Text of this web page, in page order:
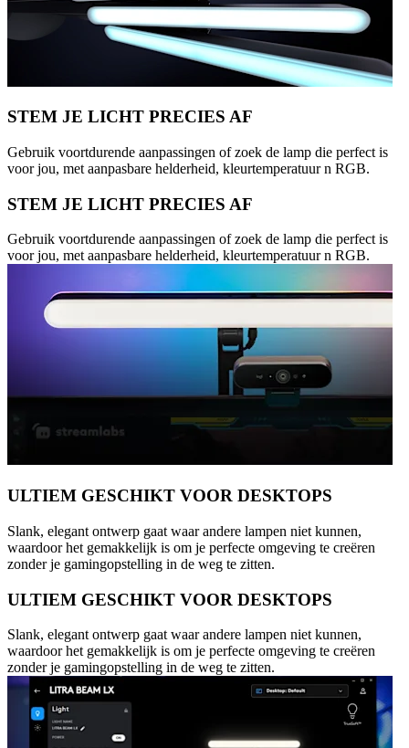
STEM JE LICHT PRECIES AF
Gebruik voortdurende aanpassingen of zoek de lamp die perfect is
voor jou, met aanpasbare helderheid, kleurtemperatuur n RGB.
STEM JE LICHT PRECIES AF
Gebruik voortdurende aanpassingen of zoek de lamp die perfect is
voor jou, met aanpasbare helderheid, kleurtemperatuur n RGB.
ULTIEM GESCHIKT VOOR DESKTOPS
Slank, elegant ontwerp gaat waar andere lampen niet kunnen,
waardoor het gemakkelijk is om je perfecte omgeving te creëren
zonder je gamingopstelling in de weg te zitten.
ULTIEM GESCHIKT VOOR DESKTOPS
Slank, elegant ontwerp gaat waar andere lampen niet kunnen,
waardoor het gemakkelijk is om je perfecte omgeving te creëren
zonder je gamingopstelling in de weg te zitten.